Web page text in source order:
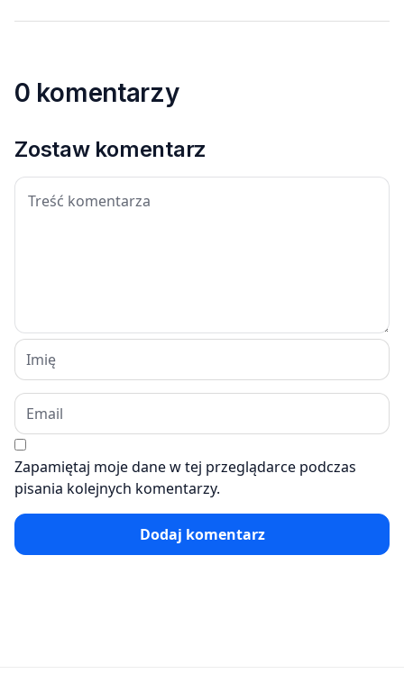
0 komentarzy
Zostaw komentarz
Zapamiętaj moje dane w tej przeglądarce podczas
pisania kolejnych komentarzy.
Dodaj komentarz